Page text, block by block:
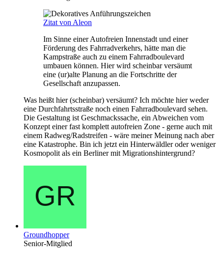
Zitat von Aleon
Im Sinne einer Autofreien Innenstadt und einer
Förderung des Fahrradverkehrs, hätte man die
Kampstraße auch zu einem Fahrradboulevard
umbauen können. Hier wird scheinbar versäumt
eine (ur)alte Planung an die Fortschritte der
Gesellschaft anzupassen.
Was heißt hier (scheinbar) versäumt? Ich möchte hier weder
eine Durchfahrtsstraße noch einen Fahrradboulevard sehen.
Die Gestaltung ist Geschmackssache, ein Abweichen vom
Konzept einer fast komplett autofreien Zone - gerne auch mit
einem Radweg/Radstreifen - wäre meiner Meinung nach aber
eine Katastrophe. Bin ich jetzt ein Hinterwäldler oder weniger
Kosmopolit als ein Berliner mit Migrationshintergrund?
Groundhopper
Senior-Mitglied